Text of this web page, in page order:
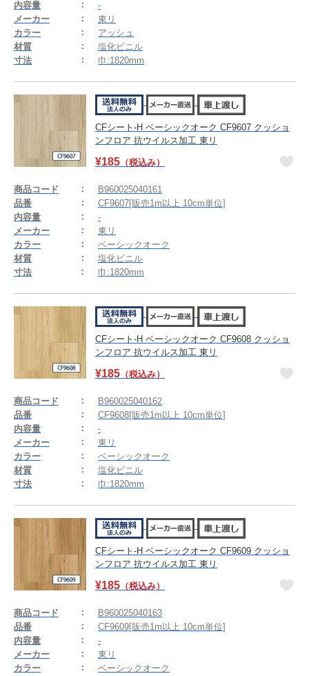
内容量
-
メーカー
東リ
カラー
アッシュ
材質
塩化ビニル
寸法
巾:1820mm
CFシート-H ベーシックオーク CF9607 クッショ
ンフロア 抗ウイルス加工 東リ
¥185 （税込み）
商品コード
B960025040161
品番
CF9607[販売1m以上 10cm単位]
内容量
-
メーカー
東リ
カラー
ベーシックオーク
材質
塩化ビニル
寸法
巾:1820mm
CFシート-H ベーシックオーク CF9608 クッショ
ンフロア 抗ウイルス加工 東リ
¥185 （税込み）
商品コード
B960025040162
品番
CF9608[販売1m以上 10cm単位]
内容量
-
メーカー
東リ
カラー
ベーシックオーク
材質
塩化ビニル
寸法
巾:1820mm
CFシート-H ベーシックオーク CF9609 クッショ
ンフロア 抗ウイルス加工 東リ
¥185 （税込み）
商品コード
B960025040163
品番
CF9609[販売1m以上 10cm単位]
内容量
-
メーカー
東リ
カラー
ベーシックオーク